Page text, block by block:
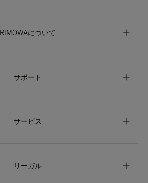
RIMOWAについて
サポート
サービス
リーガル